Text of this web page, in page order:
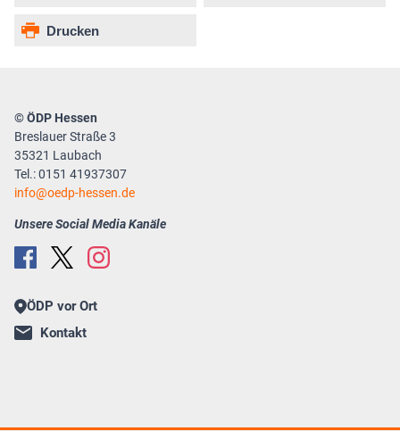
Drucken
© ÖDP Hessen
Breslauer Straße 3
35321 Laubach
Tel.: 0151 41937307
info
oedp-hessen.de
Unsere Social Media Kanäle
ÖDP vor Ort
Kontakt